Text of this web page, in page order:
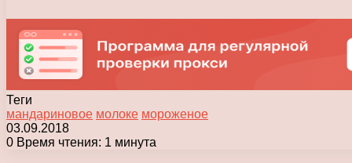
Теги
мандариновое молоке мороженое
03.09.2018
0 Время чтения: 1 минута